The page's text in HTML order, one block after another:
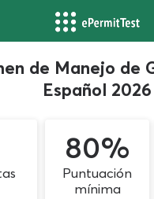
de Manejo de
Español 2026
80%
Puntuación
mínima